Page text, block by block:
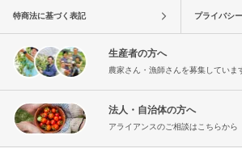
特商法に基づく表記 プライバシ
生産者の方へ
農家さん・漁師さんを募集していま
法人・自治体の方へ
アライアンスのご相談はこちらから